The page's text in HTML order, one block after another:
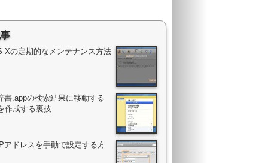
Xの定期的なメンテナンス方法
書.appの検索結果に移動する
作成する裏技
アドレスを手動で設定する方